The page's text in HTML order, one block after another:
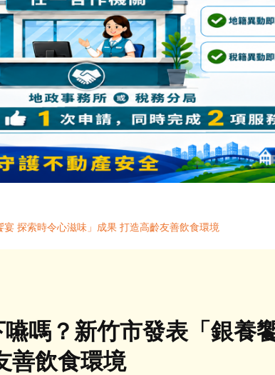
探索時令心滋味」成果 打造高齡友善飲食環境
嗎？新竹市發表「銀養
善飲食環境